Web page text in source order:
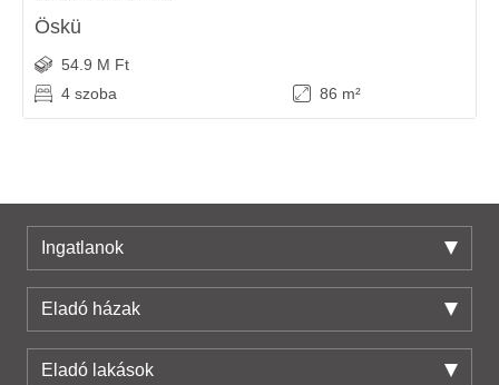
Öskü
54.9 M Ft
4 szoba
86 m²
Ingatlanok
Eladó házak
Eladó lakások